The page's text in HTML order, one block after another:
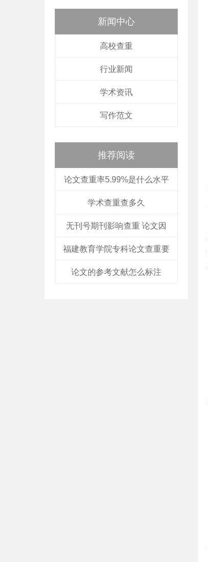
新闻中心
高校查重
行业新闻
学术资讯
写作范文
推荐阅读
论文查重率5.99%是什么水平
学术查重查多久
无刊号期刊影响查重 论文因
福建教育学院专科论文查重要
论文的参考文献怎么标注